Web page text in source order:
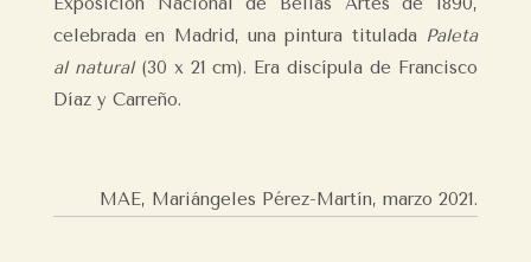
celebrada en Madrid, una pintura titulada Paleta
al natural (30 x 21 cm). Era discípula de Francisco
Díaz y Carreño.
MAE, Mariángeles Pérez-Martín,marzo 2021.